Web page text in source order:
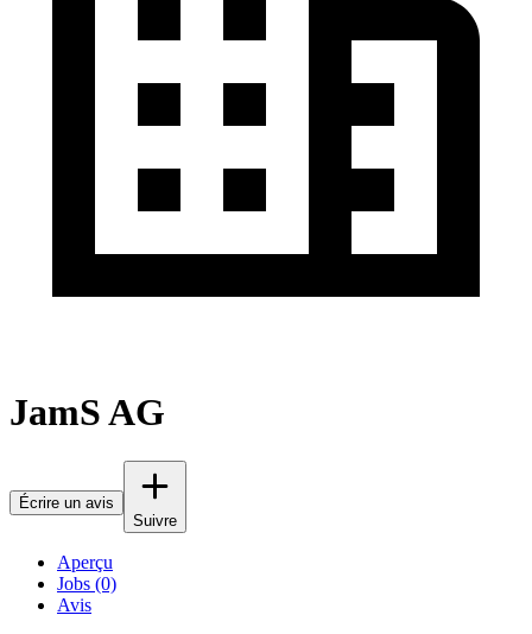
JamS AG
Écrire un avis
Suivre
Aperçu
Jobs (0)
Avis